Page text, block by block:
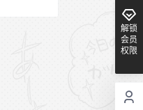
解锁
会员
权限